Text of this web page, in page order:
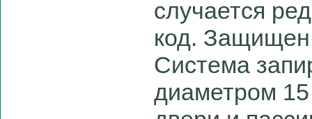
случается
код. Защищен
Система
диаметром